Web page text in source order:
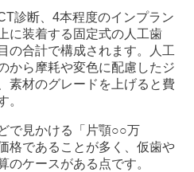
診断、4本程度のインプラン
に装着する固定式の人工歯
の合計で構成されます。人工
から摩耗や変色に配慮したジ
素材のグレードを上げると費
。
で見かける「片顎○○万
格であることが多く、仮歯や
のケースがある点です。